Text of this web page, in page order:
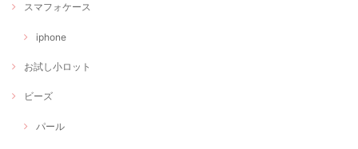
スマフォケース
iphone
お試し小ロット
ビーズ
パール